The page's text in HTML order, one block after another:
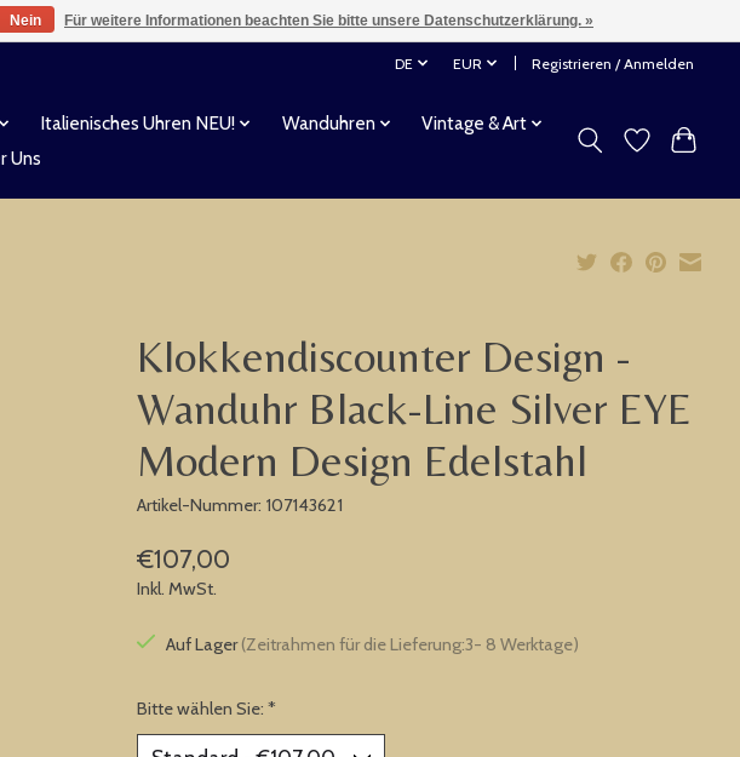
DE EUR Registrieren / Anmelden
Italienisches Uhren NEU! Wanduhren
Vintage & Art
Uns
Klokkendiscounter Design -
Wanduhr Black-Line Silver EYE
Modern Design Edelstahl
Artikel-Nummer: 107143621
€107,00
Inkl. MwSt.
Auf Lager(Zeitrahmen für die Lieferung:3- 8 Werktage)
Bitte wählen Sie: *
Nein Für weitere Informationen beachten Sie bitte unsere Datenschutzerklärung. »